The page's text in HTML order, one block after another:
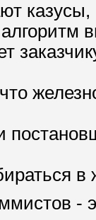
в
-